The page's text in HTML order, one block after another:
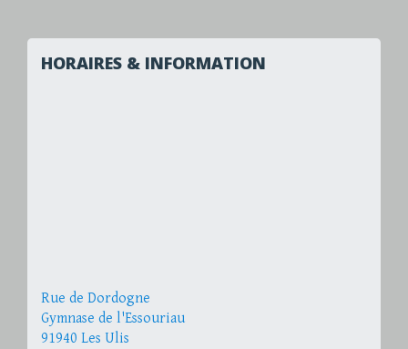
HORAIRES & INFORMATION
Rue de Dordogne
Gymnase de l'Essouriau
91940 Les Ulis